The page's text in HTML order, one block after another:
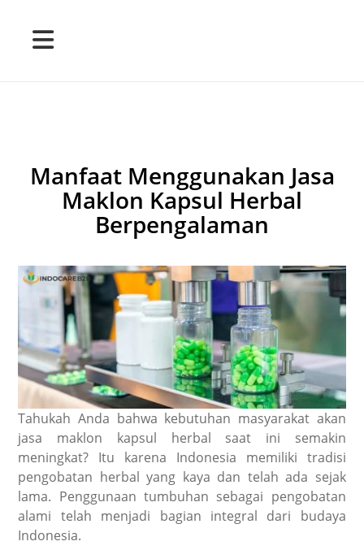
Manfaat Menggunakan Jasa
Maklon Kapsul Herbal
Berpengalaman
Tahukah Anda bahwa kebutuhan masyarakat akan
jasa maklon kapsul herbal saat ini semakin
meningkat? Itu karena Indonesia memiliki tradisi
pengobatan herbal yang kaya dan telah ada sejak
lama. Penggunaan tumbuhan sebagai pengobatan
alami telah menjadi bagian integral dari budaya
Indonesia.